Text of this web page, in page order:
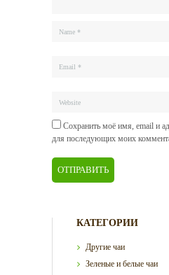
Сохранить моё имя, email и
для последующих моих
КАТЕГОРИИ
Другие чаи
Зеленые и белые чаи